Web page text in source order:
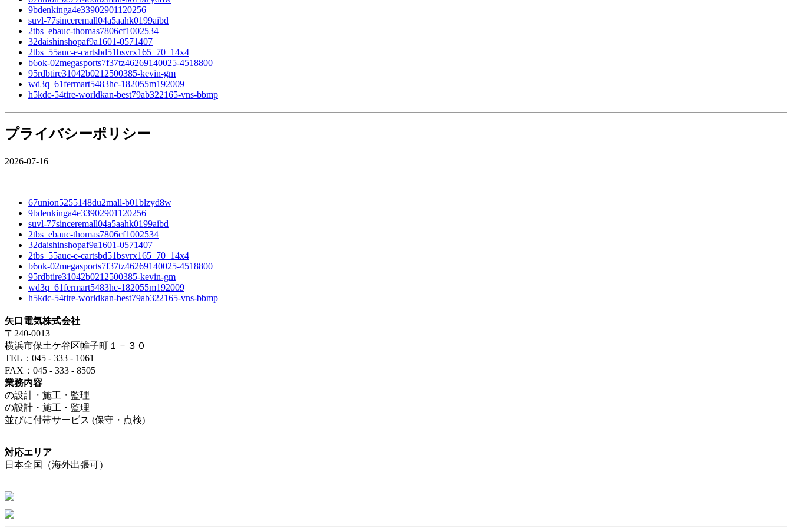
9bdenkinga4e33902901120256
suvl-77sinceremall04a5aahk0199aibd
2tbs_ebauc-thomas7806cf1002534
32daishinshopaf9a1601-0571407
2tbs_55auc-e-cartsbd51bsvrx165_70_14x4
b6ok-02megasports7f37tz46269140025-4518800
95rdbtire31042b0212500385-kevin-gm
wd3q_61fermart5483hc-182055m192009
h5kdc-54tire-worldkan-best79ab322165-vns-bbmp
プライバシーポリシー
2026-07-16
67union5255148du2mall-b01blzyd8w
9bdenkinga4e33902901120256
suvl-77sinceremall04a5aahk0199aibd
2tbs_ebauc-thomas7806cf1002534
32daishinshopaf9a1601-0571407
2tbs_55auc-e-cartsbd51bsvrx165_70_14x4
b6ok-02megasports7f37tz46269140025-4518800
95rdbtire31042b0212500385-kevin-gm
wd3q_61fermart5483hc-182055m192009
h5kdc-54tire-worldkan-best79ab322165-vns-bbmp
矢口電気株式会社
〒240-0013
横浜市保土ケ谷区帷子町１－３０
TEL：045 - 333 - 1061
FAX：045 - 333 - 8505
業務内容
の設計・施工・監理
の設計・施工・監理
並びに付帯サービス (保守・点検)
対応エリア
日本全国（海外出張可）